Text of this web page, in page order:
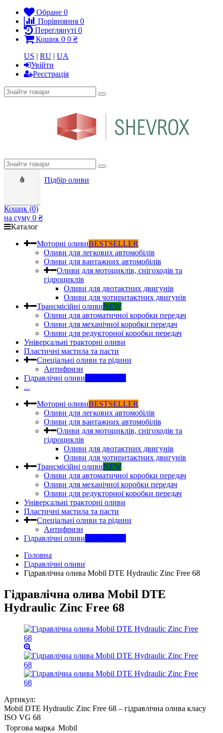
Обране 0
Порівняння 0
Переглянуті 0
Кошик 0 0 ₴
US | RU | UA
Увійти
Реєстрація
Підбір оливи
Кошик (0)
на суму 0 ₴
Каталог
Моторні оливиBESTSELLER
Оливи для легкових автомобілів
Оливи для вантажних автомобілів
Оливи для мотоциклів, снігоходів та
гідроциклів
Оливи для двотактних двигунів
Оливи для чотиритактних двигунів
Трансмісійні оливиNEW
Оливи для автоматичної коробки передач
Оливи для механічної коробки передач
Оливи для редукторної коробки передач
Універсальні тракторні оливи
Пластичні мастила та пасти
Спеціальні оливи та рідини
Антифризи
Гідравлічні оливи
...
Моторні оливиBESTSELLER
Оливи для легкових автомобілів
Оливи для вантажних автомобілів
Оливи для мотоциклів, снігоходів та
гідроциклів
Оливи для двотактних двигунів
Оливи для чотиритактних двигунів
Трансмісійні оливиNEW
Оливи для автоматичної коробки передач
Оливи для механічної коробки передач
Оливи для редукторної коробки передач
Універсальні тракторні оливи
Пластичні мастила та пасти
Спеціальні оливи та рідини
Антифризи
Гідравлічні оливи
Головна
Гідравлічні оливи
Гідравлічна олива Mobil DTE Hydraulic Zinc Free 68
Гідравлічна олива Mobil DTE
Hydraulic Zinc Free 68
Артикул:
Mobil DTE Hydraulic Zinc Free 68 – гідравлічна олива класу
ISO VG 68
Торгова марка Mobil